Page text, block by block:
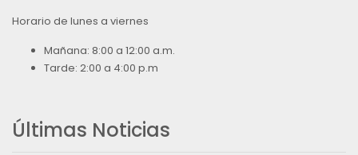
Horario de lunes a viernes
Mañana: 8:00 a 12:00 a.m.
Tarde: 2:00 a 4:00 p.m
Últimas Noticias